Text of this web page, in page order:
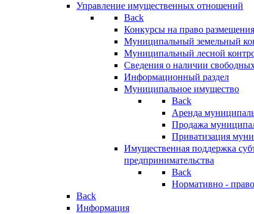
Управление имущественных отношений
Back
Конкурсы на право
Муниципальный земельный
Муниципальный лесной
Сведения о наличии
Информационный раздел
Муниципальное имущество
Back
Аренда
Продажа
Приватизация
Имущественная поддержка
предпринимательства
Back
Нормативно -
Back
Информация